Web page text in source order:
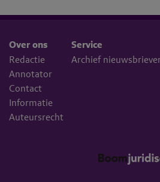
Over ons
Redactie
Annotator
Contact
Informatie
Auteursrecht
Service
Archief